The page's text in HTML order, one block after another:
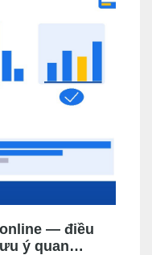
— điều
ý quan